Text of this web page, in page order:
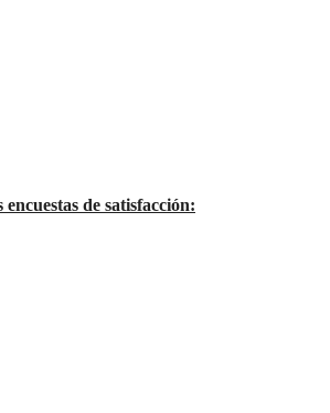
de satisfacción: